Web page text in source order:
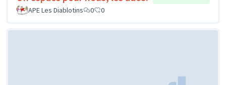
APE Les Diablotins
0 0